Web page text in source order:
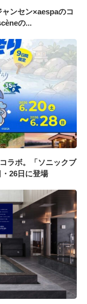
ンセン×aespaのコ
の...
ラボ。「ソニックブ
26日に登場